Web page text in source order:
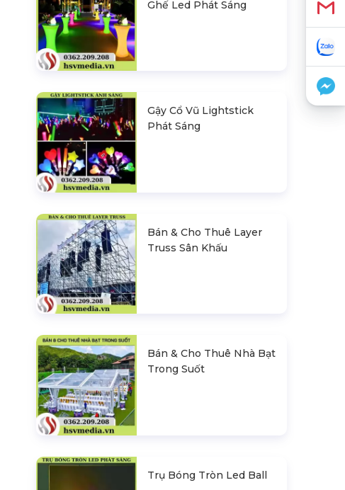
Ghế Led Phát Sáng
Gậy Cổ Vũ Lightstick
Phát Sáng
Bán & Cho Thuê Layer
Truss Sân Khấu
Bán & Cho Thuê Nhà Bạt
Trong Suốt
Trụ Bóng Tròn Led Ball